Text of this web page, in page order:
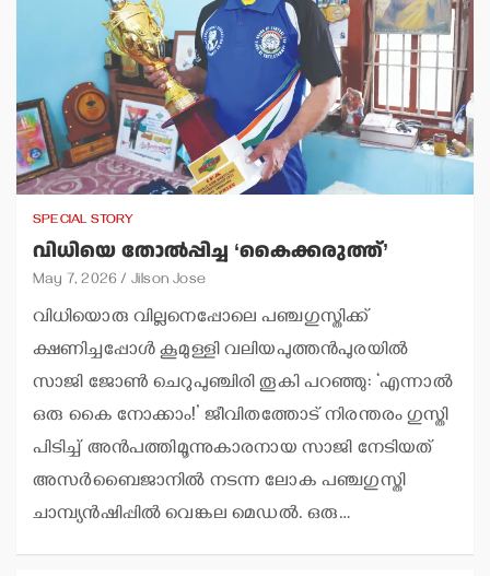
SPECIAL STORY
വിധിയെ തോല്‍പ്പിച്ച ‘കൈക്കരുത്ത്’
May 7, 2026 Jilson Jose
വിധിയൊരു വില്ലനെപ്പോലെ പഞ്ചഗുസ്തിക്ക്
ക്ഷണിച്ചപ്പോള്‍ കൂമുള്ളി വലിയപുത്തന്‍പുരയില്‍
സാജി ജോണ്‍ ചെറുപുഞ്ചിരി തൂകി പറഞ്ഞു: ‘എന്നാല്‍
ഒരു കൈ നോക്കാം!’ ജീവിതത്തോട് നിരന്തരം ഗുസ്തി
പിടിച്ച് അന്‍പത്തിമൂന്നുകാരനായ സാജി നേടിയത്
അസര്‍ബൈജാനില്‍ നടന്ന ലോക പഞ്ചഗുസ്തി
ചാമ്പ്യന്‍ഷിപ്പില്‍ വെങ്കല മെഡല്‍. ഒരു…